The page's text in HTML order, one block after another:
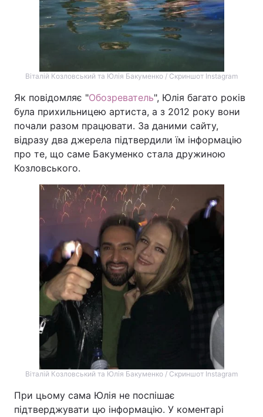
Віталій Козловський та Юлія Бакуменко / Скриншот Instagram
Як повідомляє "Обозреватель", Юлія багато років
була прихильницею артиста, а з 2012 року вони
почали разом працювати. За даними сайту,
відразу два джерела підтвердили їм інформацію
про те, що саме Бакуменко стала дружиною
Козловського.
Віталій Козловський та Юлія Бакуменко / Скриншот Instagram
При цьому сама Юлія не поспішає
підтверджувати цю інформацію. У коментарі